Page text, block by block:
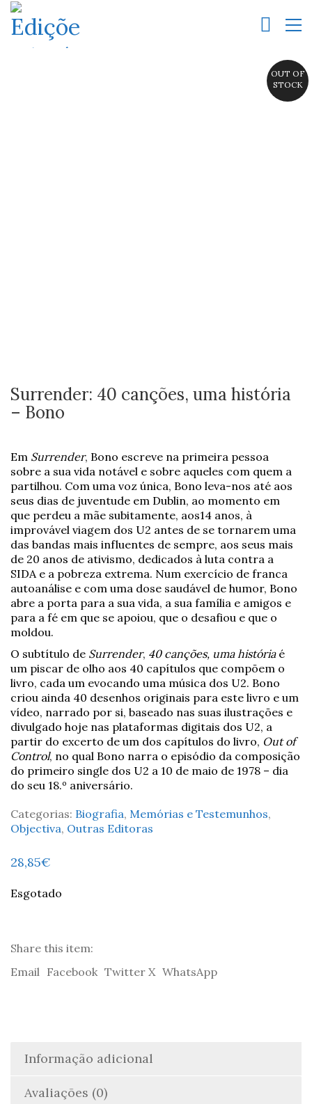
OUT OF
STOCK
Surrender: 40 canções, uma história
– Bono
Em Surrender, Bono escreve na primeira pessoa
sobre a sua vida notável e sobre aqueles com quem a
partilhou. Com uma voz única, Bono leva-nos até aos
seus dias de juventude em Dublin, ao momento em
que perdeu a mãe subitamente, aos14 anos, à
improvável viagem dos U2 antes de se tornarem uma
das bandas mais influentes de sempre, aos seus mais
de 20 anos de ativismo, dedicados à luta contra a
SIDA e a pobreza extrema. Num exercício de franca
autoanálise e com uma dose saudável de humor, Bono
abre a porta para a sua vida, a sua família e amigos e
para a fé em que se apoiou, que o desafiou e que o
moldou.
O subtítulo de Surrender, 40 canções, uma históriaé
um piscar de olho aos 40 capítulos que compõem o
livro, cada um evocando uma música dos U2. Bono
criou ainda 40 desenhos originais para este livro e um
vídeo, narrado por si, baseado nas suas ilustrações e
divulgado hoje nas plataformas digitais dos U2, a
partir do excerto de um dos capítulos do livro, Out of
Control, no qual Bono narra o episódio da composição
do primeiro single dos U2 a 10 de maio de 1978 – dia
do seu 18.º aniversário.
Categorias: Biografia, Memórias e Testemunhos,
Objectiva, Outras Editoras
28,85€
Esgotado
Share this item:
Email Facebook Twitter X WhatsApp
Informação adicional
Avaliações (0)